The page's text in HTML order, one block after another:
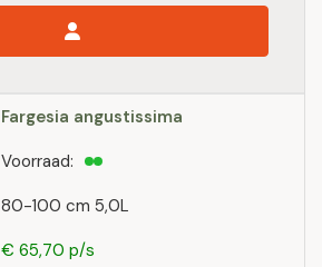
Fargesia angustissima
80-100 cm 5,0L
Voorraad:
€ 65,70 p/s